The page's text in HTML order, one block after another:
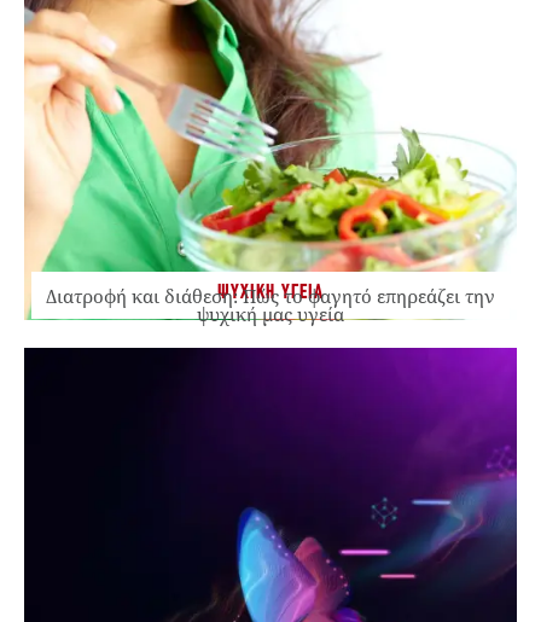
ΨΥΧΙΚΗ ΥΓΕΙΑ
Διατροφή και διάθεση: Πώς το φαγητό επηρεάζει την
ψυχική μας υγεία